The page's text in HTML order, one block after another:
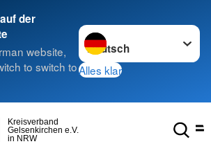
der
website,
to switch to
Sprache wechseln zu
Alles klar
in NRW
Gelsenkirchen e.V.
Kreisverband